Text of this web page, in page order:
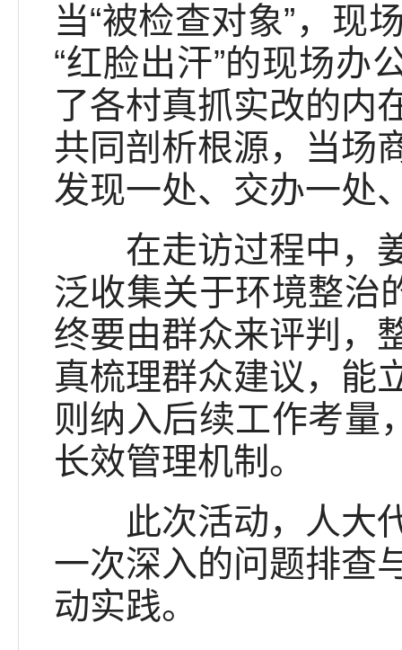
当“被检查对象”，现
“红脸出汗”的现场办
了各村真抓实改的内
共同剖析根源，当场
发现一处、交办一处
在走访过程中，姜
泛收集关于环境整治
终要由群众来评判，
真梳理群众建议，能
则纳入后续工作考量
长效管理机制。
此次活动，人大代
一次深入的问题排查
动实践。